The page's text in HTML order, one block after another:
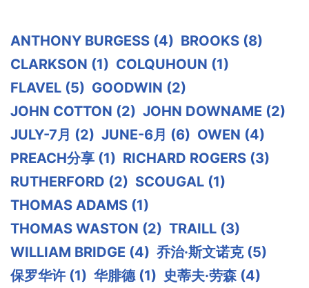
ANTHONY BURGESS (4) BROOKS (8)
CLARKSON (1) COLQUHOUN (1)
FLAVEL (5) GOODWIN (2)
JOHN COTTON (2) JOHN DOWNAME (2)
JULY-7月 (2) JUNE-6月 (6) OWEN (4)
PREACH分享 (1) RICHARD ROGERS (3)
RUTHERFORD (2) SCOUGAL (1)
THOMAS ADAMS (1)
THOMAS WASTON (2) TRAILL (3)
WILLIAM BRIDGE (4) 乔治·斯文诺克 (5)
保罗华许 (1) 华腓德 (1) 史蒂夫·劳森 (4)